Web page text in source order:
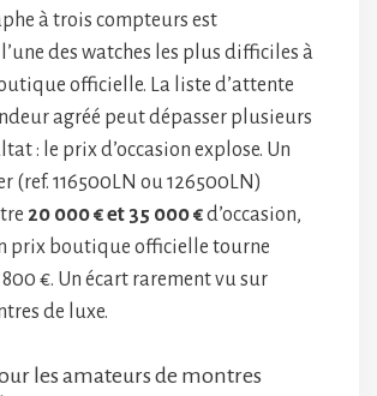
à trois compteurs est
des watches les plus difficiles à
officielle. La liste d’attente
agréé peut dépasser plusieurs
: le prix d’occasion explose. Un
(ref. 116500LN ou 126500LN)
20 000 € et 35 000 €d’occasion,
prix boutique officielle tourne
€. Un écart rarement vu sur
de luxe.
les amateurs de montres